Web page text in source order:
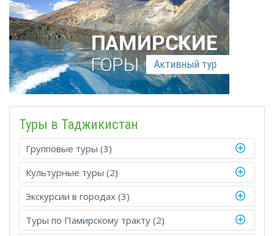
Туры в Таджикистан
Групповые туры (3)
Культурные туры (2)
Экскурсии в городах (3)
Туры по Памирскому тракту (2)